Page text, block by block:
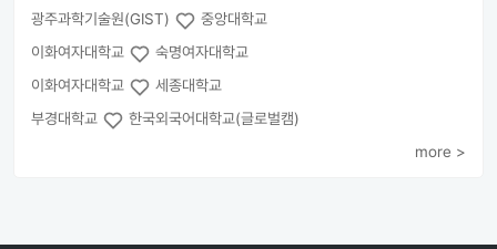
광주과학기술원(GIST)
중앙대학교
이화여자대학교
숙명여자대학교
이화여자대학교
세종대학교
부경대학교
한국외국어대학교(글로벌캠)
more >